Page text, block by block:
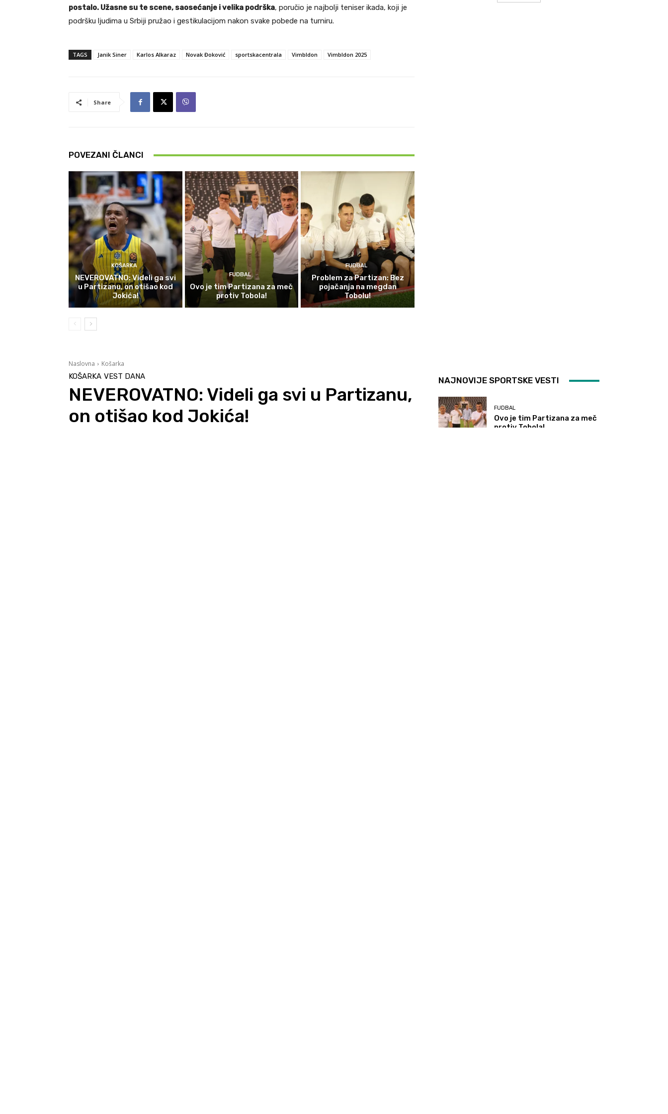
postalo. Užasne su te scene, saosećanje i velika podrška, poručio je najbolji teniser ikada, koji je
podršku ljudima u Srbiji pružao i gestikulacijom nakon svake pobede na turniru.
TAGS Janik Siner Karlos Alkaraz Novak Đoković sportskacentrala Vimbldon Vimbldon 2025
Share
POVEZANI ČLANCI
KOŠARKA
NEVEROVATNO: Videli ga svi
u Partizanu, on otišao kod
Jokića!
FUDBAL
Ovo je tim Partizana za meč
protiv Tobola!
FUDBAL
Problem za Partizan: Bez
pojačanja na megdan
Tobolu!